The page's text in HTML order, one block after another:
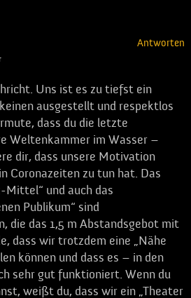
Antworten
Uns ist es zu tiefst ein
ausgestellt und respektlos
dass du die letzte
Weltenkammer im Wasser –
dir, dass unsere Motivation
Coronazeiten zu tun hat. Das
Mittel“ und auch das
Publikum“ sind
die das 1,5 m Abstandsgebot mit
dass wir trotzdem eine „Nähe
können und dass es – in den
sehr gut funktioniert. Wenn du
weißt du, dass wir ein „Theater